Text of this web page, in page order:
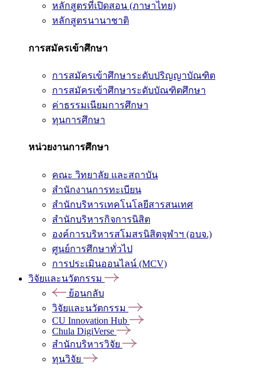
หลักสูตรที่เปิดสอน (ภาษาไทย)
หลักสูตรนานาชาติ
การสมัครเข้าศึกษา
การสมัครเข้าศึกษาระดับปริญญาบัณฑิต
การสมัครเข้าศึกษาระดับบัณฑิตศึกษา
ค่าธรรมเนียมการศึกษา
ทุนการศึกษา
หน่วยงานการศึกษา
คณะ วิทยาลัย และสถาบัน
สำนักงานการทะเบียน
สำนักบริหารเทคโนโลยีสารสนเทศ
สำนักบริหารกิจการนิสิต
องค์การบริหารสโมสรนิสิตจุฬาฯ (อบจ.)
ศูนย์การศึกษาทั่วไป
การประเมินออนไลน์ (MCV)
วิจัยและนวัตกรรม
ย้อนกลับ
วิจัยและนวัตกรรม
CU Innovation Hub
Chula DigiVerse
สำนักบริหารวิจัย
ทุนวิจัย